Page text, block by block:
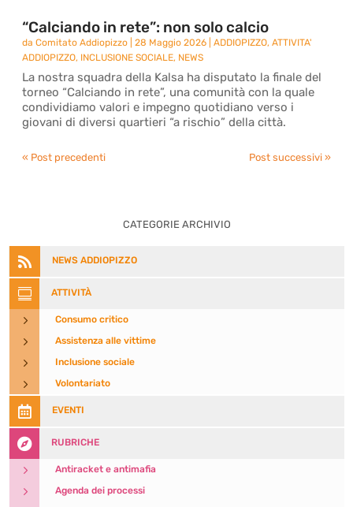
“Calciando in rete”: non solo calcio
daComitato Addiopizzo |28 Maggio 2026 |ADDIOPIZZO,ATTIVITA'
ADDIOPIZZO, INCLUSIONE SOCIALE, NEWS
La nostra squadra della Kalsa ha disputato la finale del
torneo “Calciando in rete”, una comunità con la quale
condividiamo valori e impegno quotidiano verso i
giovani di diversi quartieri “a rischio” della città.
« Post precedenti Post successivi »
CATEGORIE ARCHIVIO
 NEWS ADDIOPIZZO
 ATTIVITÀ
5 Consumo critico
5 Assistenza alle vittime
5 Inclusione sociale
5 Volontariato
 EVENTI
 RUBRICHE
5 Antiracket e antimafia
5 Agenda dei processi